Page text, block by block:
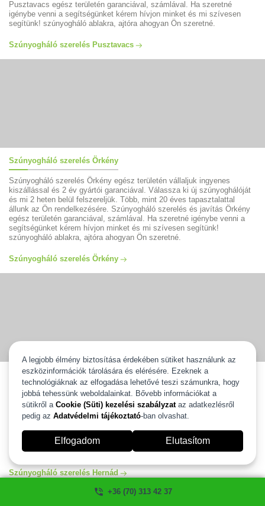
+36 (70) 313 42 37
Pusztavacs egész területén garanciával, számlával. Ha szeretné
igénybe venni a segítségünket kérem hívjon minket és mi szívesen
segítünk! szúnyogháló ablakra, ajtóra ahogyan Ön szeretné.
Szúnyogháló szerelés Pusztavacs
Szúnyogháló szerelés Örkény
Szúnyogháló szerelés Örkény egész területén vállaljuk ingyenes
kiszállással és 2 év gyártói garanciával. Válassza ki új szúnyoghálóját
és mi 2 heten belül felszereljük. Több, mint 20 éves tapasztalattal
állunk az Ön rendelkezésére. Szúnyogháló szerelés és javítás Örkény
egész területén garanciával, számlával. Ha szeretné igénybe venni a
segítségünket kérem hívjon minket és mi szívesen segítünk!
szúnyogháló ablakra, ajtóra ahogyan Ön szeretné.
Szúnyogháló szerelés Örkény
Szúnyogháló szerelés Hernád
Szúnyogháló szerelés Hernád egész területén vállaljuk ingyenes
kiszállással és 2 év gyártói garanciával. Válassza ki új szúnyoghálóját
és mi 2 heten belül felszereljük. Több, mint 20 éves tapasztalattal
állunk az Ön rendelkezésére. Szúnyogháló szerelés és javítás Hernád
egész területén garanciával, számlával. Ha szeretné igénybe venni a
segítségünket kérem hívjon minket és mi szívesen segítünk!
szúnyogháló ablakra, ajtóra ahogyan Ön szeretné.
Szúnyogháló szerelés Hernád
A legjobb élmény biztosítása érdekében sütiket használunk az
eszközinformációk tárolására és elérésére. Ezeknek a
technológiáknak az elfogadása lehetővé teszi számunkra, hogy
jobbá tehessünk weboldalainkat. Bővebb információkat a
sütikről a Cookie (Süti) kezelési szabályzataz adatkezlésről
pedig az Adatvédelmi tájékoztató-ban olvashat.
Elfogadom Elutasítom